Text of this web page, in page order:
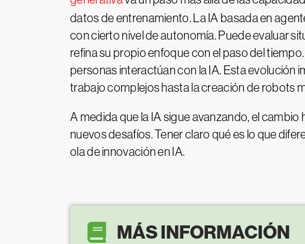
datos de entrenamiento. La IA basada en
con cierto nivel de autonomía. Puede evaluar
refina su propio enfoque con el paso del
personas interactúan con la IA. Esta evolución
trabajo complejos hasta la creación de robots
A medida que la IA sigue avanzando, el
nuevos desafíos. Tener claro qué es lo que
ola de innovación en IA.
MÁS INFORMACIÓN